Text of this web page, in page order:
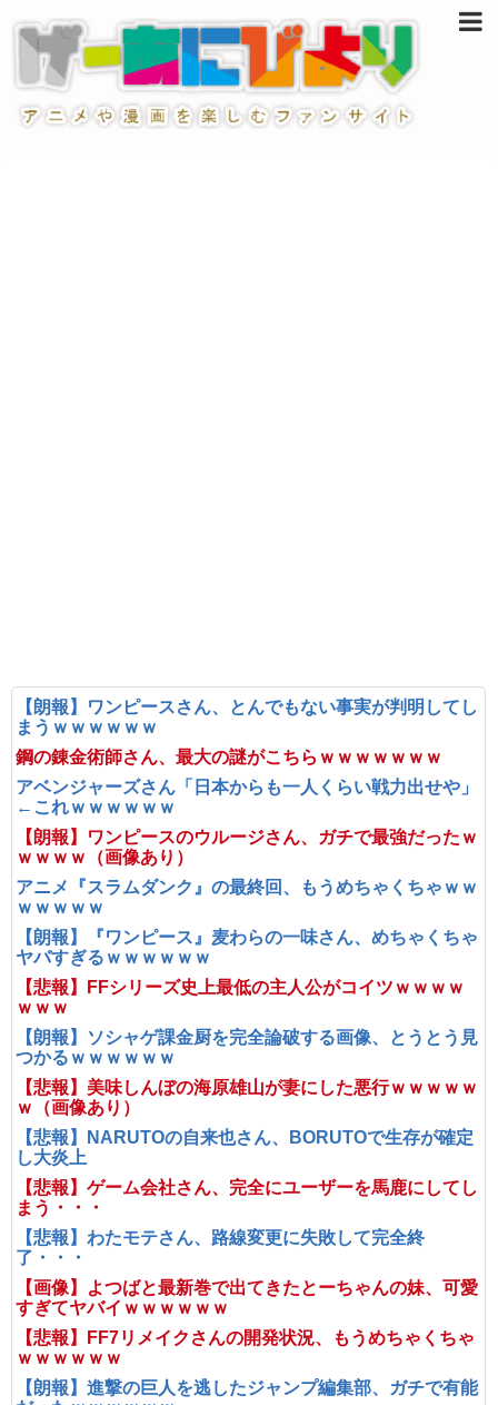
【朗報】ワンピースさん、とんでもない事実が判明してし
まうｗｗｗｗｗｗ
鋼の錬金術師さん、最大の謎がこちらｗｗｗｗｗｗｗ
アベンジャーズさん「日本からも一人くらい戦力出せや」
←これｗｗｗｗｗｗ
【朗報】ワンピースのウルージさん、ガチで最強だったｗ
ｗｗｗｗ（画像あり）
アニメ『スラムダンク』の最終回、もうめちゃくちゃｗｗ
ｗｗｗｗｗ
【朗報】『ワンピース』麦わらの一味さん、めちゃくちゃ
ヤバすぎるｗｗｗｗｗｗ
【悲報】FFシリーズ史上最低の主人公がコイツｗｗｗｗ
ｗｗｗ
【朗報】ソシャゲ課金厨を完全論破する画像、とうとう見
つかるｗｗｗｗｗｗ
【悲報】美味しんぼの海原雄山が妻にした悪行ｗｗｗｗｗ
ｗ（画像あり）
【悲報】NARUTOの自来也さん、BORUTOで生存が確定
し大炎上
【悲報】ゲーム会社さん、完全にユーザーを馬鹿にしてし
まう・・・
【悲報】わたモテさん、路線変更に失敗して完全終
了・・・
【画像】よつばと最新巻で出てきたとーちゃんの妹、可愛
すぎてヤバイｗｗｗｗｗｗ
【悲報】FF7リメイクさんの開発状況、もうめちゃくちゃ
ｗｗｗｗｗｗ
【朗報】進撃の巨人を逃したジャンプ編集部、ガチで有能